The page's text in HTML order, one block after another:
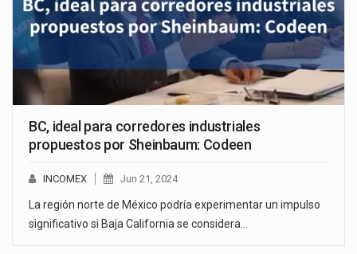
BC, ideal para corredores industriales
propuestos por Sheinbaum: Codeen
INCOMEX Jun 21, 2024
La región norte de México podría experimentar un impulso
significativo si Baja California se considera…